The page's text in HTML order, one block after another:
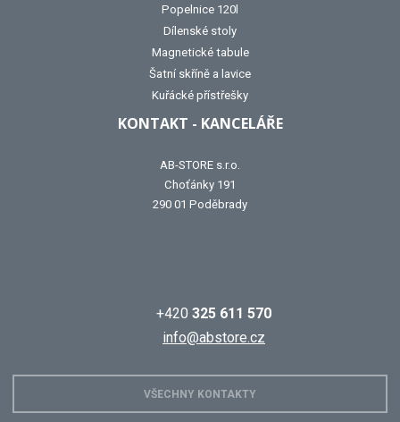
Popelnice 120l
Dílenské stoly
Magnetické tabule
Šatní skříně a lavice
Kuřácké přístřešky
KONTAKT - KANCELÁŘE
AB-STORE s.r.o.
Choťánky 191
290 01 Poděbrady
+420 325 611 570
info@abstore.cz
VŠECHNY KONTAKTY